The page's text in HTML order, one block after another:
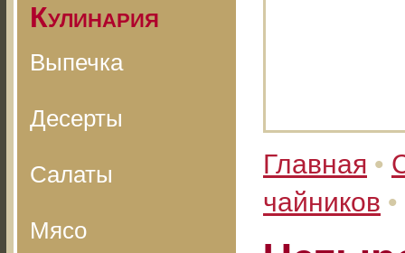
Кулинария
Выпечка
Десерты
Салаты
Мясо
Главная •
чайников •